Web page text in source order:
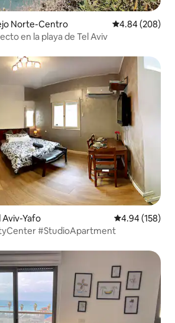
Norte-Centro Calificación
4.84 (208)
en la playa de Tel Aviv
Yafo Calificación
4.94 (158)
#StudioApartment